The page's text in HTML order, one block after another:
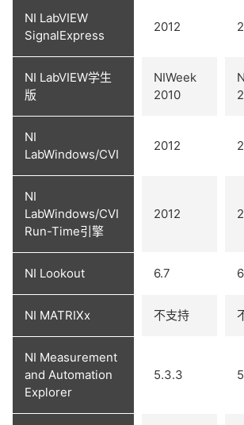
NI LabVIEW
SignalExpress
2012
NI LabVIEW学生
版
NIWeek
2010
NI
LabWindows/CVI
2012
NI
LabWindows/CVI
Run-Time引擎
2012
NI Lookout 6.7
NI MATRIXx 不支持
NI Measurement
and Automation
Explorer
5.3.3